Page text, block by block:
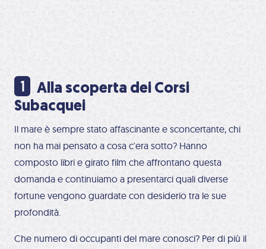
Alla scoperta dei Corsi
Subacquei
Il mare è sempre stato affascinante e sconcertante, chi
non ha mai pensato a cosa c'era sotto? Hanno
composto libri e girato film che affrontano questa
domanda e continuiamo a presentarci quali diverse
fortune vengono guardate con desiderio tra le sue
profondità.
Che numero di occupanti del mare conosci? Per di più il